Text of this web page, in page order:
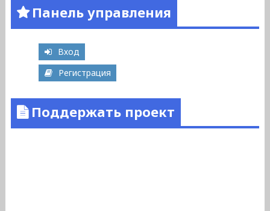
Панель управления
Вход
Регистрация
Поддержать проект